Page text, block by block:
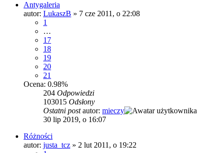
Antygaleria
autor: LukaszB » 7 cze 2011, o 22:08
1
…
17
18
19
20
21
Ocena: 0.98%
204 Odpowiedzi
103015 Odsłony
Ostatni postautor: mieczy
30 lip 2019, o 16:07
Różności
autor: justa_tcz » 2 lut 2011, o 19:22